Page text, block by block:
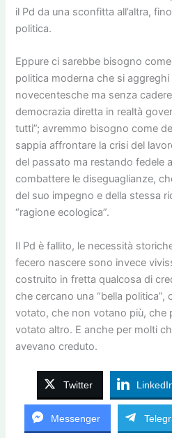
il Pd da una sconfitta all’altra,
politica.
Eppure ci sarebbe bisogno come
politica moderna che si
novecentesche ma senza
democrazia diretta in realtà
tutti”; avremmo bisogno come
sappia affrontare la crisi del
del passato ma restando fedele
combattere le diseguaglianze,
del suo impegno e della stessa
“ragione ecologica”.
Il Pd è fallito, le necessità
fecero nascere sono invece
costruito in fretta qualcosa di
che cercano una “bella
votato, che non votano più, che
votato altro. E anche per molti
avevano creduto.
Twitter
Messenger